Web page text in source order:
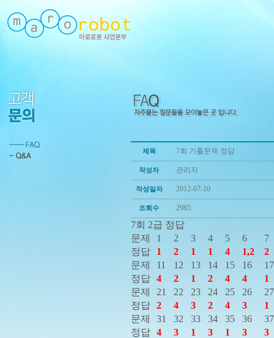
제목 7회 기출문제 정답
작성자 관리자
작성일자 2012-07-10
조회수 2985
7회 2급 정답
문제
1 2 3 4 5 6
7
정답
1 2 1 1 4 1,2
2
문제
11 12 13 14 15 16
17
정답 4 2 1 2 4 4
1
문제
21 22 23 24 25 26
27
정답 2 4 3 2 4 3
1
문제
31 32 33 34 35 36
37
정답 4 3 1 3 1 3 3